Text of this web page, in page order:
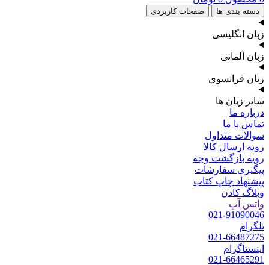
دسته بندی ها صفحات کاربردی
زبان انگلیسی
زبان آلمانی
زبان فرانسوی
سایر زبان ها
درباره ما
تماس با ما
سوالات متداول
رویه ارسال کالا
رویه بازگشت وجه
پیگیری سفارشات
پیشنهاد چاپ کتاب
وبلاگ کادن
واتس آپ
021-91090046
تلگرام
021-66487275
اینستاگرام
021-66465291